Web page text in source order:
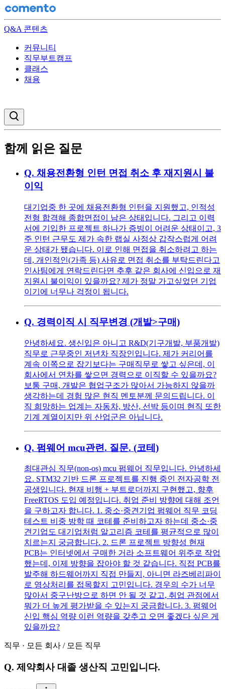
Q&A 콘텐츠
커뮤니티
직무부트캠프
클래스
채용
함께 읽은 질문
Q. 채용전환형 인턴 면접 취소 후 재지원시 불
이익
대기업중 한 곳에 채용전환형 인턴을 지원했고, 인적성
전형 합격해 종합면접이 남은 상태입니다. 그리고 이력
서에 기입한 프로젝트 하나가 증빙이 어려운 상태이고, 3
주 인턴 근무도 제가 속한 랩실 사정상 갑작스럽게 어려
운 상태가 됐습니다. 이로 인해 면접을 취소하려고 하는
데, 개인적인(가족 등) 사유로 면접 취소를 부탁드린다고
인사팀에게 연락드린다면 추후 같은 회사에 신입으로 재
지원시 불이익이 있을까요? 제가 정말 가고싶었던 기업
이기에 너무나 걱정이 됩니다.
Q. 경력이직 시 직무변경 (개발>구매)
안녕하세요. 생신입은 아니고 R&D(기구개발, 부품개발)
직무로 근무중인 저년차 직장인입니다. 제가 커리어를
계속 이쪽으로 잡기보다는 구매직무로 쌓고 싶은데, 이
회사에서 연차를 쌓으면 경력으로 이직할 수 있을까요?
보통 구매, 개발은 협업구조가 많아서 가능하지 않을까
생각하는데 경험 많은 현직 멘토분께 문의드립니다. 이
직 희망하는 업계는 자동차, 방산, 선박 등이며 현직 또한
기계 계열이지만 위 산업군은 아닙니다.
Q. 펌웨어 mcu관련. 질문. (코테)
최대관심 직무(non-os) mcu 펌웨어 직무입니다. 안녕하세
요. STM32 기반 드론 프로젝트를 진행 중인 전자공학 전
공생입니다. 현재 비행 + 부트로더까지 구현했고, 향후
FreeRTOS 도입 예정입니다. 취업 준비 방향에 대해 조언
을 구하고자 합니다. 1. 중소·중견기업 펌웨어 직무 코딩
테스트 비중 방학 때 코테를 준비하고자 하는데 중소·중
견기업도 대기업처럼 알고리즘 코테를 평균적으로 많이
치르는지 궁금합니다. 2. 드론 프로젝트 방향성 현재
PCB는 인터넷에서 구매한 거라 소프트웨어 위주로 작업
했는데, 이제 방향을 잡아야 할 것 같습니다. 직접 PCB를
발주해 하드웨어까지 직접 만들지, 아니면 라즈베리파이
로 영상처리를 접목할지 고민입니다. 경우의 수가 너무
많아서 중구난방으로 하면 안 될 것 같고, 취업 관점에서
뭐가 더 높게 평가받을 수 있는지 궁금합니다. 3. 펌웨어
신입 핵심 역량 이런 역량을 갖추고 오면 좋겠다 싶은 게
있을까요?
직무 · 모든 회사 / 모든 직무
Q. 제약회사 대졸 생산직 고민입니다.